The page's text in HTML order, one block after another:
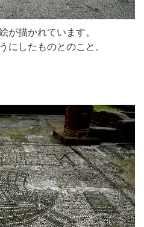
が描かれています。
にしたものとのこと。